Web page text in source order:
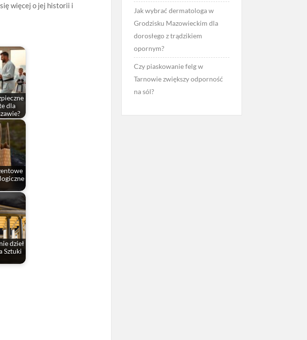
więcej o jej historii i
dla
dzieł
Sztuki
Jak wybrać dermatologa w
Grodzisku Mazowieckim dla
dorosłego z trądzikiem
opornym?
Czy piaskowanie felg w
Tarnowie zwiększy odporność
na sól?